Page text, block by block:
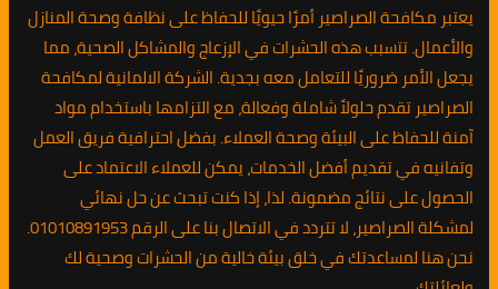
يعتبر مكافحة الصراصير أمرًا حيويًا للحفاظ على نظافة وصحة المنازل
والأعمال. تتسبب هذه الحشرات في الإزعاج والمشاكل الصحية، مما
يجعل الأمر ضروريًا للتعامل معه بجدية. الشركة الالمانية لمكافحة
الصراصير تقدم حلولاً شاملة وفعالة، مع التزامها باستخدام مواد
آمنة للحفاظ على البيئة وصحة العملاء. بفضل احترافية فريق العمل
وتفانيه في تقديم أفضل الخدمات، يمكن للعملاء الاعتماد على
الحصول على نتائج مضمونة. لذا، إذا كنت تبحث عن حل نهائي
لمشكلة الصراصير، لا تتردد في الاتصال بنا على الرقم 01010891953.
نحن هنا لمساعدتك في خلق بيئة خالية من الحشرات وصحية لك